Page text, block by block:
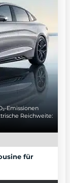
Emissionen
Reichweite:
für